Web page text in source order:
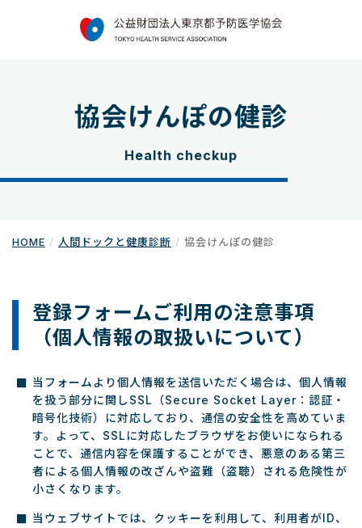
協会けんぽの健診
Health checkup
HOME 人間ドックと健康診断 協会けんぽの健診
登録フォームご利用の注意事項
（個人情報の取扱いについて）
当フォームより個人情報を送信いただく場合は、個人情報
を扱う部分に関しSSL（Secure Socket Layer：認証・
暗号化技術）に対応しており、通信の安全性を高めていま
す。よって、SSLに対応したブラウザをお使いになられる
ことで、通信内容を保護することができ、悪意のある第三
者による個人情報の改ざんや盗難（盗聴）される危険性が
小さくなります。
当ウェブサイトでは、クッキーを利用して、利用者がID、